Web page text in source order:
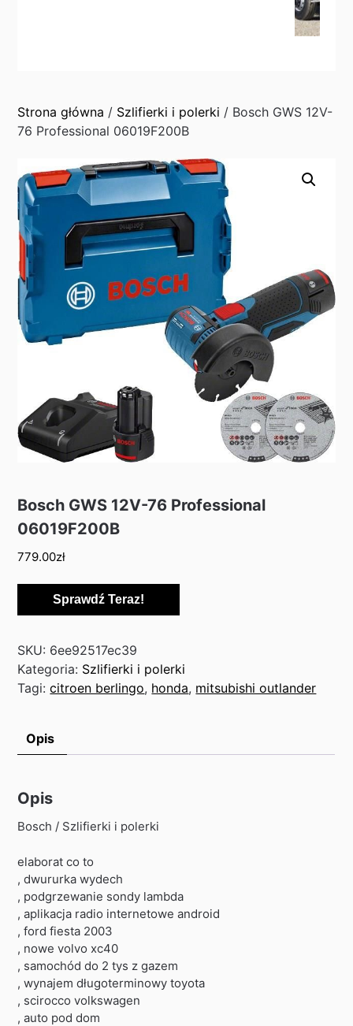
Strona główna / Szlifierki i polerki / Bosch GWS 12V-
76 Professional 06019F200B
Bosch GWS 12V-76 Professional
06019F200B
779.00zł
Sprawdź Teraz!
SKU: 6ee92517ec39
Kategoria: Szlifierki i polerki
Tagi:citroen berlingo, honda, mitsubishi outlander
Opis
Opis
Bosch / Szlifierki i polerki
elaborat co to
, dwururka wydech
, podgrzewanie sondy lambda
, aplikacja radio internetowe android
, ford fiesta 2003
, nowe volvo xc40
, samochód do 2 tys z gazem
, wynajem długoterminowy toyota
, scirocco volkswagen
, auto pod dom